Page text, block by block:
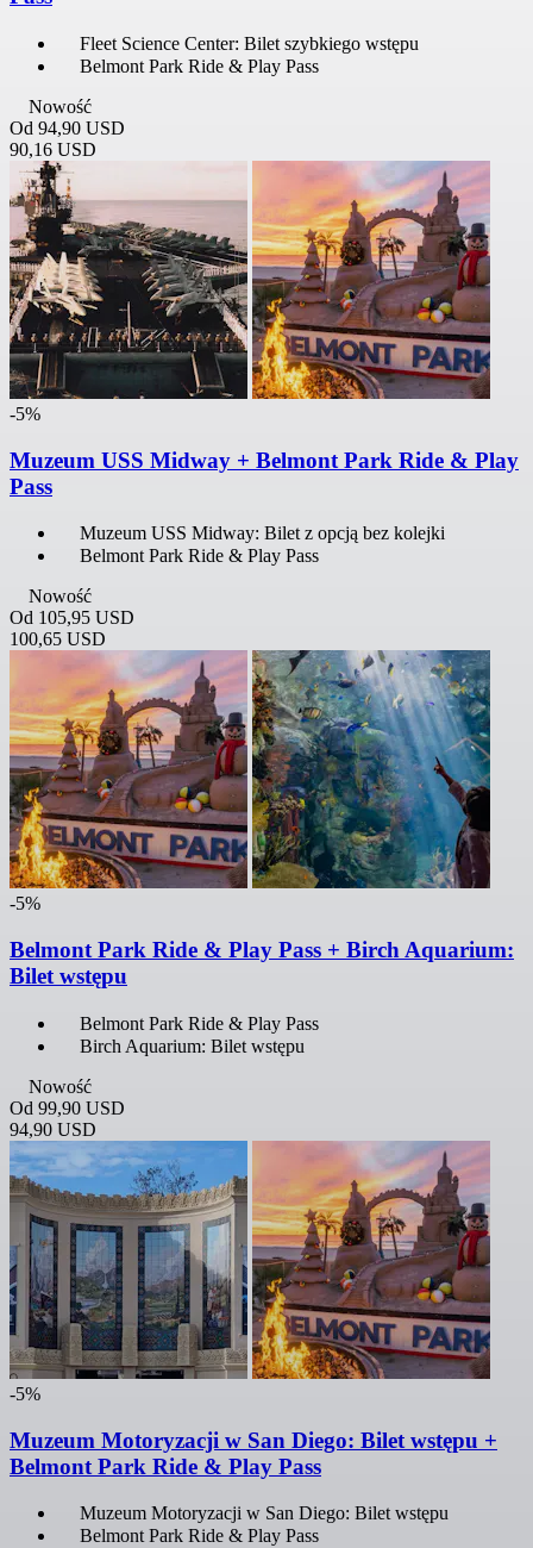
Fleet Science Center: Bilet szybkiego wstępu
Belmont Park Ride & Play Pass
Nowość
Od 94,90 USD
90,16 USD
-5%
Muzeum USS Midway + Belmont Park Ride & Play
Pass
Muzeum USS Midway: Bilet z opcją bez kolejki
Belmont Park Ride & Play Pass
Nowość
Od 105,95 USD
100,65 USD
-5%
Belmont Park Ride & Play Pass + Birch Aquarium:
Bilet wstępu
Belmont Park Ride & Play Pass
Birch Aquarium: Bilet wstępu
Nowość
Od 99,90 USD
94,90 USD
-5%
Muzeum Motoryzacji w San Diego: Bilet wstępu +
Belmont Park Ride & Play Pass
Muzeum Motoryzacji w San Diego: Bilet wstępu
Belmont Park Ride & Play Pass